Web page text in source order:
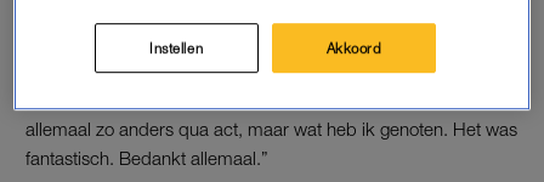
Bedankt iedereen voor het stemmen”, aldus de winnaars.
allemaal zo anders qua act, maar wat heb ik genoten. Het was
fantastisch. Bedankt allemaal.”
Instellen Akkoord